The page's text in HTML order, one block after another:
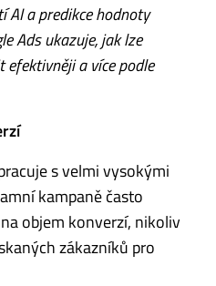
AI a predikce hodnoty
Adsukazuje, jak lze
efektivněji a více podle
í
s velmi vysokými
kampaně často
objem konverzí, nikoliv
zákazníků pro